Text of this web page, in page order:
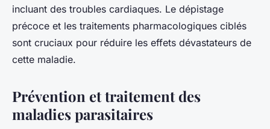
incluant des troubles cardiaques. Le dépistage
précoce et les traitements pharmacologiques ciblés
sont cruciaux pour réduire les effets dévastateurs de
cette maladie.
Prévention et traitement des
maladies parasitaires